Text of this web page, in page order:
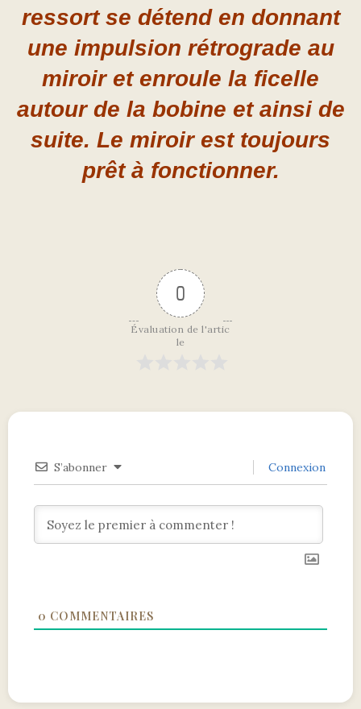
ressort se détend en donnant
une impulsion rétrograde au
miroir et enroule la ficelle
autour de la bobine et ainsi de
suite. Le miroir est toujours
prêt à fonctionner.
0
Évaluation de l'artic
le
S’abonner Connexion
0 COMMENTAIRES